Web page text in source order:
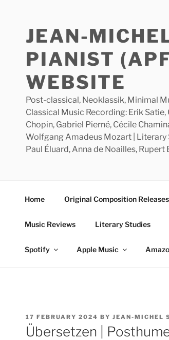
JEAN-
PIANIST
WEBSITE
Post-classical, Neoklassik, Minimal
Classical Music Recording: Erik
Chopin, Gabriel Pierné, Cécile
Wolfgang Amadeus Mozart | Literary
Paul Éluard, Anna de Noailles, Rupert
Home Original Composition Releases
Music Reviews Literary Studies
Spotify Apple Music
POSTED
ON
17 FEBRUARY 2024 BY JEAN-MICHEL
Übersetzen |